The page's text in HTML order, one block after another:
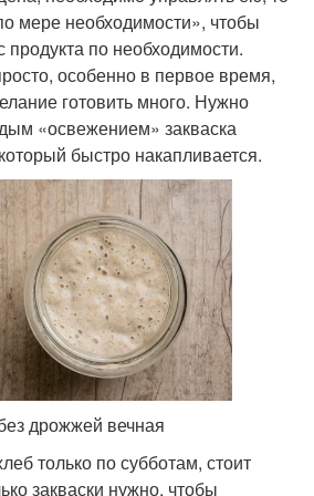
мере необходимости», чтобы
по необходимости.
особенно в первое время,
готовить много. Нужно
«освежением» закваска
быстро накапливается.
дрожжей вечная
только по субботам, стоит
закваски нужно, чтобы